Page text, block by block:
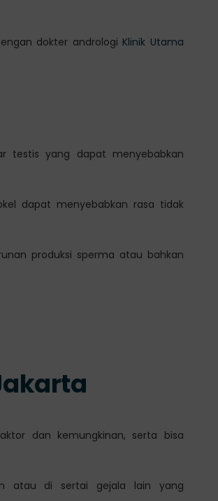
dokter andrologi Klinik Utama
testis yang dapat menyebabkan
dapat menyebabkan rasa tidak
produksi sperma atau bahkan
dan kemungkinan, serta bisa
atau di sertai gejala lain yang